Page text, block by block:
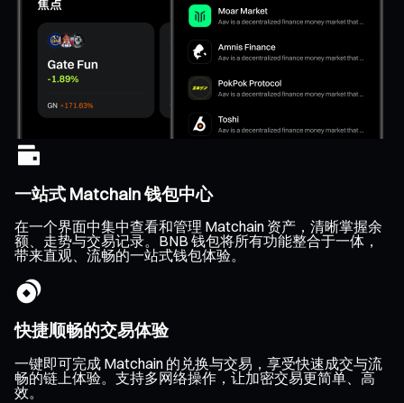
一站式 Matchain 钱包中心
在一个界面中集中查看和管理 Matchain 资产，清晰掌握余
额、走势与交易记录。BNB 钱包将所有功能整合于一体，
带来直观、流畅的一站式钱包体验。
快捷顺畅的交易体验
一键即可完成 Matchain 的兑换与交易，享受快速成交与流
畅的链上体验。支持多网络操作，让加密交易更简单、高
效。